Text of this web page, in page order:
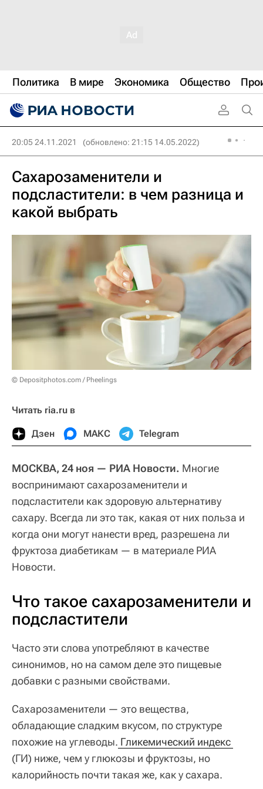
Политика В мире Экономика Общество
20:05 24.11.2021 (обновлено: 21:15 14.05.2022)
Сахарозаменители и
подсластители: в чем разница и
какой выбрать
© Depositphotos.com / Pheelings
Читать ria.ru в
Дзен МАКС Telegram
МОСКВА, 24 ноя — РИА Новости. Многие
воспринимают сахарозаменители и
подсластители как здоровую альтернативу
сахару. Всегда ли это так, какая от них польза и
когда они могут нанести вред, разрешена ли
фруктоза диабетикам — в материале РИА
Новости.
Что такое сахарозаменители и
подсластители
Часто эти слова употребляют в качестве
синонимов, но на самом деле это пищевые
добавки с разными свойствами.
Сахарозаменители — это вещества,
обладающие сладким вкусом, по структуре
похожие на углеводы.
(ГИ) ниже, чем у глюкозы и фруктозы, но
калорийность почти такая же, как у сахара.